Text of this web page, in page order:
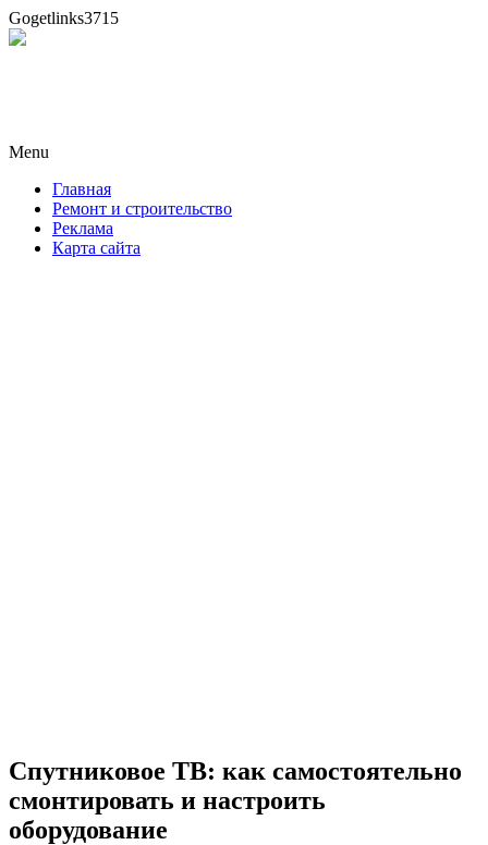
Gogetlinks3715
Menu
content
Главная
Ремонт и строительство
Реклама
Карта сайта
Спутниковое ТВ: как самостоятельно
смонтировать и настроить
оборудование